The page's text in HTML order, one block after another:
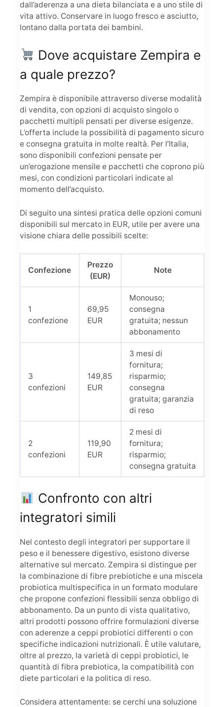
dall’aderenza a una dieta bilanciata e a uno stile di
vita attivo. Conservare in luogo fresco e asciutto,
lontano dalla portata dei bambini.
Dove acquistare Zempira e
a quale prezzo?
Zempira è disponibile attraverso diverse modalità
di vendita, con opzioni di acquisto singolo o
pacchetti multipli pensati per diverse esigenze.
L’offerta include la possibilità di pagamento sicuro
e consegna gratuita in molte realtà. Per l’Italia,
sono disponibili confezioni pensate per
un’erogazione mensile e pacchetti che coprono più
mesi, con condizioni particolari indicate al
momento dell’acquisto.
Di seguito una sintesi pratica delle opzioni comuni
disponibili sul mercato in EUR, utile per avere una
visione chiara delle possibili scelte:
Confezione
Prezzo
(EUR)
Note
1
confezione
69,95
EUR
Monouso;
consegna
gratuita; nessun
abbonamento
3
confezioni
149,85
EUR
3 mesi di
fornitura;
risparmio;
consegna
gratuita; garanzia
di reso
2
confezioni
119,90
EUR
2 mesi di
fornitura;
risparmio;
consegna gratuita
Confronto con altri
integratori simili
Nel contesto degli integratori per supportare il
peso e il benessere digestivo, esistono diverse
alternative sul mercato. Zempira si distingue per
la combinazione di fibre prebiotiche e una miscela
probiotica multispecifica in un formato modulare
che propone confezioni flessibili senza obbligo di
abbonamento. Da un punto di vista qualitativo,
altri prodotti possono offrire formulazioni diverse
con aderenze a ceppi probiotici differenti o con
specifiche indicazioni nutrizionali. È utile valutare,
oltre al prezzo, la varietà di ceppi probiotici, le
quantità di fibra prebiotica, la compatibilità con
diete particolari e la politica di reso.
Considera attentamente: se cerchi una soluzione